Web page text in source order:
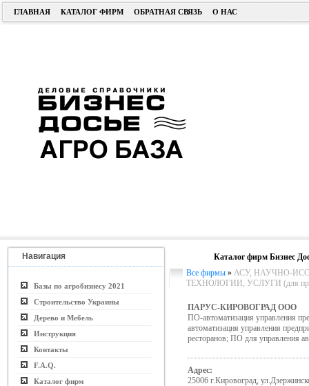
ГЛАВНАЯ КАТАЛОГ ФИРМ ОБРАТНАЯ СВЯЗЬ О НАС
Навигация
Базы по агробизнесу 2021
Строительство Украины
Дерево и Мебель
Инструкция
Контакты
F.A.Q.
Каталог фирм
Каталог фирм Бизнес
Все фирмы » АСУ, НАУЧНО-
ТЕХНОЛОГИИ, УСЛУГИ (для
ПАРУС-КИРОВОГРАД ООО
ПО-автоматизация управления
автоматизация управления
ресторанов; ПО для управления
Адрес:
25006 г.Кировоград,